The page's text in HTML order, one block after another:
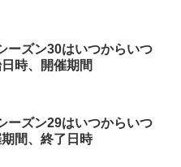
ーズン30はいつからいつ
時、開催期間
ーズン29はいつからいつ
間、終了日時